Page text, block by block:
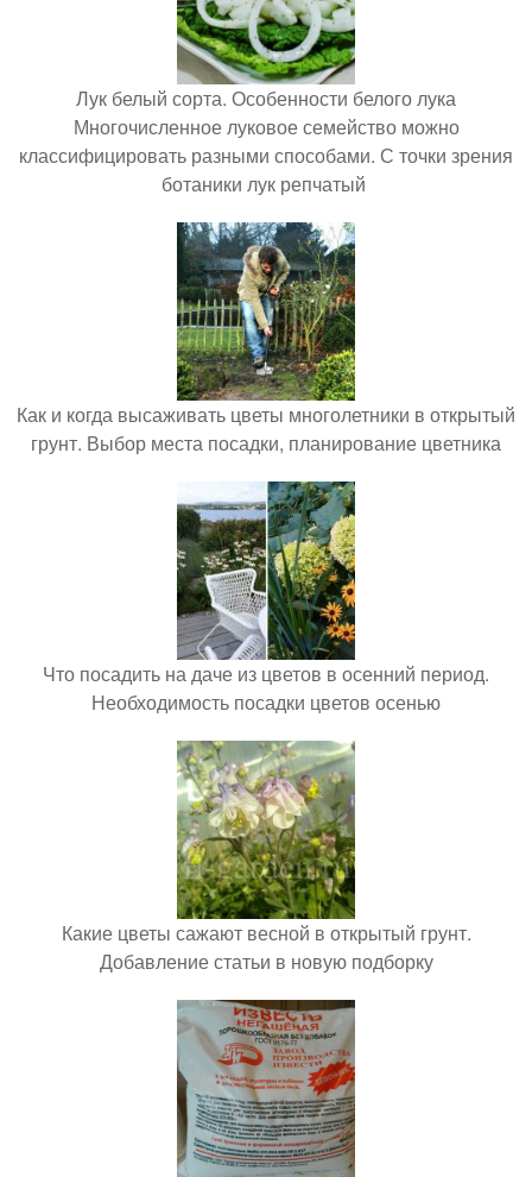
Лук белый сорта. Особенности белого лука
Многочисленное луковое семейство можно
классифицировать разными способами. С точки зрения
ботаники лук репчатый
Как и когда высаживать цветы многолетники в открытый
грунт. Выбор места посадки, планирование цветника
Что посадить на даче из цветов в осенний период.
Необходимость посадки цветов осенью
Какие цветы сажают весной в открытый грунт.
Добавление статьи в новую подборку